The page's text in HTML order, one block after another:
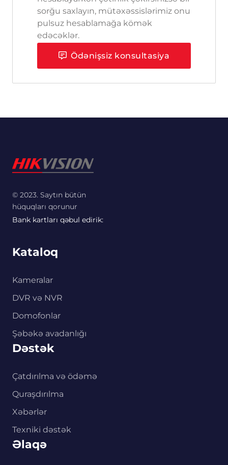
sorğu saxlayın, mütəxəssislərimiz onu
pulsuz hesablamağa kömək
edəcəklər.
Ödənişsiz konsultasiya
© 2023. Saytın bütün
hüquqları qorunur
Bank kartları qəbul edirik:
Kataloq
Kameralar
DVR və NVR
Domofonlar
Şəbəkə avadanlığı
Dəstək
Çatdırılma və ödəmə
Quraşdırılma
Xəbərlər
Texniki dəstək
Əlaqə